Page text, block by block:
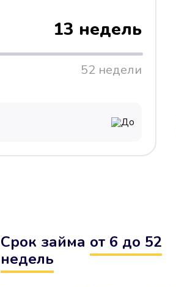
13 недель
52 недели
До
Срок займа от 6 до 52
недель